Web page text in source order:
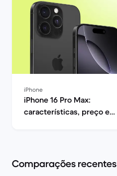
iPhone
iPhone 16 Pro Max:
características, preço e
Comparações recentes